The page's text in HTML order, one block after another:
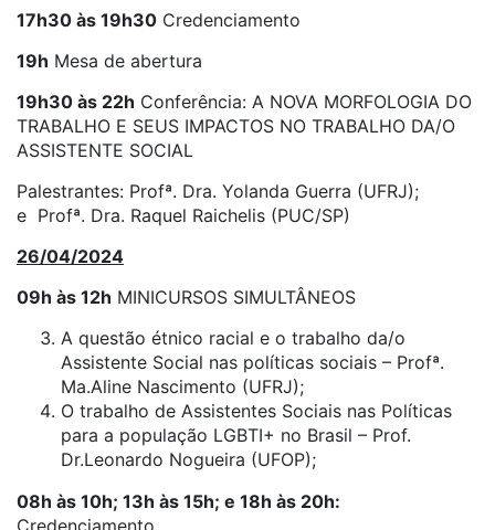
17h30 às 19h30 Credenciamento
19h Mesa de abertura
19h30 às 22h Conferência: A NOVA MORFOLOGIA DO
TRABALHO E SEUS IMPACTOS NO TRABALHO DA/O
ASSISTENTE SOCIAL
Palestrantes: Profª. Dra. Yolanda Guerra (UFRJ);
e Profª. Dra. Raquel Raichelis (PUC/SP)
26/04/2024
09h às 12h MINICURSOS SIMULTÂNEOS
A questão étnico racial e o trabalho da/o
Assistente Social nas políticas sociais – Profª.
Ma.Aline Nascimento (UFRJ);
O trabalho de Assistentes Sociais nas Políticas
para a população LGBTI+ no Brasil – Prof.
Dr.Leonardo Nogueira (UFOP);
08h às 10h; 13h às 15h; e 18h às 20h:
Credenciamento